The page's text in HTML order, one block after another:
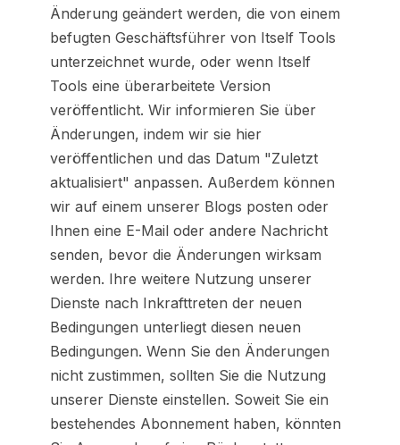
Änderung geändert werden, die von einem
befugten Geschäftsführer von Itself Tools
unterzeichnet wurde, oder wenn Itself
Tools eine überarbeitete Version
veröffentlicht. Wir informieren Sie über
Änderungen, indem wir sie hier
veröffentlichen und das Datum "Zuletzt
aktualisiert" anpassen. Außerdem können
wir auf einem unserer Blogs posten oder
Ihnen eine E-Mail oder andere Nachricht
senden, bevor die Änderungen wirksam
werden. Ihre weitere Nutzung unserer
Dienste nach Inkrafttreten der neuen
Bedingungen unterliegt diesen neuen
Bedingungen. Wenn Sie den Änderungen
nicht zustimmen, sollten Sie die Nutzung
unserer Dienste einstellen. Soweit Sie ein
bestehendes Abonnement haben, könnten